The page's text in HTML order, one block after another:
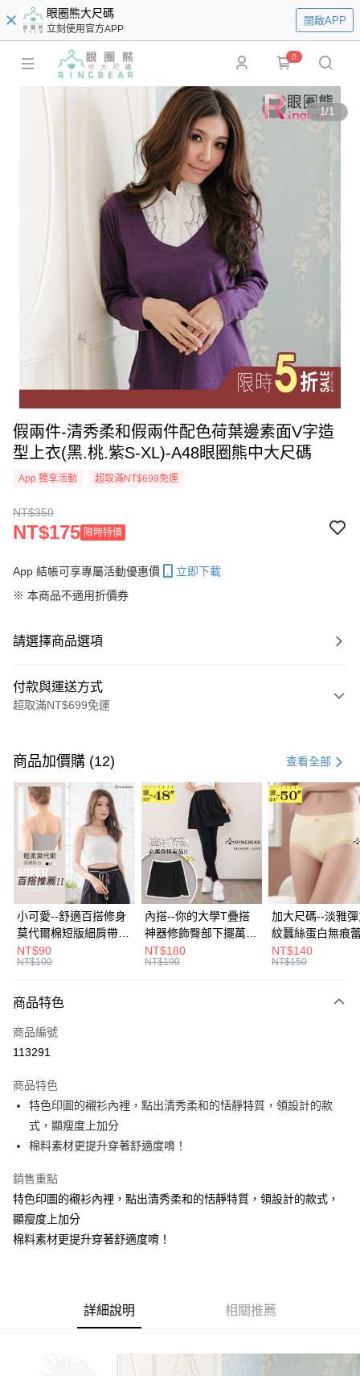
眼圈熊大尺碼
立刻使用官方APP
開啟APP
0
1/1
假兩件-清秀柔和假兩件配色荷葉邊素面V字造
型上衣(黑.桃.紫S-XL)-A48眼圈熊中大尺碼
App 獨享活動 超取滿NT$699免運
NT$350
NT$175 限時特價
App 結帳可享專屬活動優惠價
立即下載
※ 本商品不適用折價券
請選擇商品選項
付款與運送方式
超取滿NT$699免運
信用卡一次付款
超商取貨付款
LINE Pay
Apple Pay
街口支付
悠遊付
Google Pay
全盈+PAY
大哥付你分期
【大哥付你分期使用說明】
1.本服務由台灣大哥大提供，台灣大哥大用戶可立即使用無須另外申請。
流程，驗證手機門號後，選擇欲分期的期數、繳款截止日，確認付款後即完
成交易。
3.實際核准額度、可分期數及費用金額請依後續交易確認頁面所載為準。
4.訂單成立30分鐘內，如未前往確認交易或遇審核未通過，訂單將自動取
法說明評估內容。
1.分期款項不併入電信帳單，「大哥付你分期」於每月結算日後寄送繳費提
醒簡訊。
帳／街口支付／iPASS MONEY」等通路繳費。
2.基於同意付款使用「大哥付你分期」之契約關係目的，商店將以您的個人
資料（包含姓名、電話或地址）提供予台灣大哥大進項蒐集、處理及利用，
3.完整用戶服務條款，請詳閱以下連結：https://oppay.tw/userRule
AFTEE先享後付
【關於「AFTEE先享後付」】
AFTEE先享後付是「在收到商品之後才付款」的支付方式。 讓您購物簡單
便利好安心！
１．簡單：不需註冊會員、不需綁卡、不需儲值。
２．便利：只要手機號碼，簡訊認證，即可結帳。
【「AFTEE先享後付」結帳流程】
１．於結帳方式選擇「AFTEE先享後付」後，將跳轉至「AFTEE先享後付」
結帳頁面，進行簡訊認證並確認金額後，即可完成結帳。
３．收到繳費通知簡訊後14天內，點擊此簡訊中的連結，可透過四大超商／
後付繳納相關費用。
※ 交易是否成功請以「AFTEE先享後付 」之結帳頁面顯示為準，若有關於
是否繳費成功／繳費後需取消欲退款等相關疑問，請聯繫「AFTEE先享後付
ATM付款
每筆NT$70，滿NT$699(含以上)免運費
付款後全家取貨
每筆NT$70，滿NT$699(含以上)免運費
付款後7-11取貨
商品加價購 (12) 查看全部
小可愛--舒適百搭修身
莫代爾棉短版細肩帶素
色背心(白.黑.灰L-2L)-
U582眼圈熊中大尺碼
NT$90
NT$100
內搭--你的大學T疊搭
神器修飾臀部下擺萬用
內搭裙/遮臀裙(黑2L-
6L)-Q155眼圈熊中大
NT$180
NT$190
加大尺碼--淡雅
紋蠶絲蛋白無痕
角內褲(白.粉.藍.
3L)-L28眼圈熊中
NT$140
NT$150
商品特色
商品編號
113291
商品特色
特色印圖的襯衫內裡，點出清秀柔和的恬靜特質，領設計的款
式，顯瘦度上加分
棉料素材更提升穿著舒適度唷！
銷售重點
特色印圖的襯衫內裡，點出清秀柔和的恬靜特質，領設計的款式，
顯瘦度上加分
棉料素材更提升穿著舒適度唷！
詳細說明 相關推薦